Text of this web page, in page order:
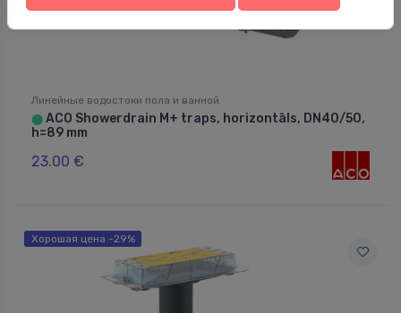
Линейные водостоки пола и ванной
⬤ ACO Showerdrain M+ traps, horizontāls, DN40/50,
h=89 mm
23.00 €
Хорошая цена -29%